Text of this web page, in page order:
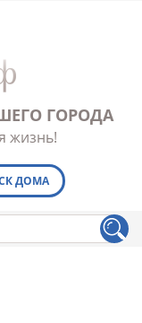
ГОРОДА
жизнь!
ДОМА